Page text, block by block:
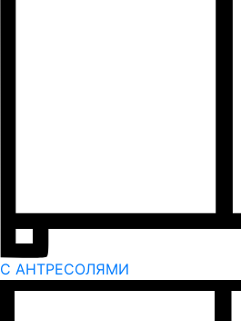
С АНТРЕСОЛЯМИ